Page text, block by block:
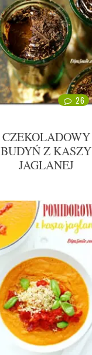
26
CZEKOLADOWY
BUDYŃ Z KASZY
JAGLANEJ